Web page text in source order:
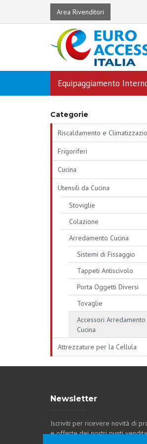
Area Rivenditori
Equipaggiamento
Categorie
Riscaldamento e
Frigoriferi
Cucina
Utensili da Cucina
Stoviglie
Colazione
Arredamento Cucina
Sistemi di Fissaggio
Tappeti Antiscivolo
Porta Oggetti Diversi
Tovaglie
Accessori Arredamento
Cucina
Attrezzature per la Cellula
Newsletter
Iscriviti per ricevere novità di
e offerte dei nostri punti